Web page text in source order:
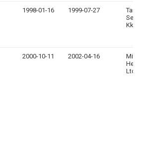
1998-01-16 1999-07-27
Kk
2000-10-11 2002-04-16
Ltd